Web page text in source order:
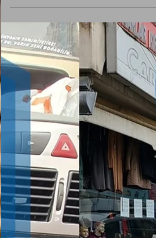
Volkswagen Anahtar Volkswagen Passat